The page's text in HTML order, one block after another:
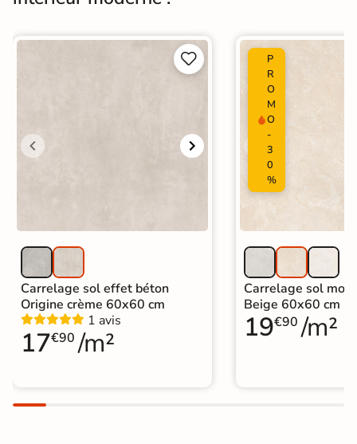
Espagne
Catégories
|
Carrelage grand format et XXL
Carrelage salle de bain grand
Carrelage 60x120
Carrelage Gris
Carrelage sol cuisine
|
Carrelage salon moderne|
Carrelage Chambre
Carrelage WC


Carrelage sol effet béton
Origine crème 60x60 cm
1 avis
17€90 /m²
P
R
O
M
O
-
3
0
%
Carrelage sol
Beige 60x60 cm
19€90 /m²